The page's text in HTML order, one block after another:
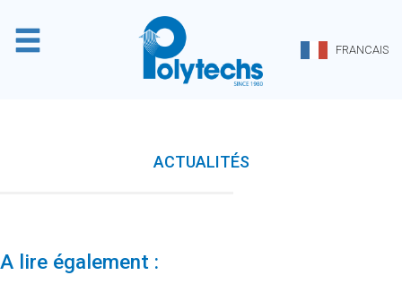
FRANCAIS
ACTUALITÉS
A lire également :